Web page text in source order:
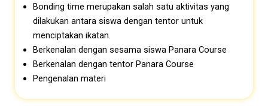
Bonding time merupakan salah satu aktivitas yang
dilakukan antara siswa dengan tentor untuk
menciptakan ikatan.
Berkenalan dengan sesama siswa Panara Course
Berkenalan dengan tentor Panara Course
Pengenalan materi